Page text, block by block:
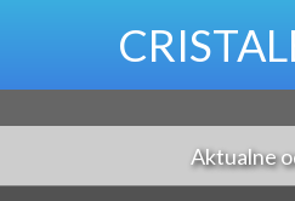
Aktualne